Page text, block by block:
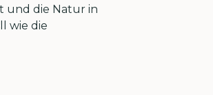
und die Natur in
wie die